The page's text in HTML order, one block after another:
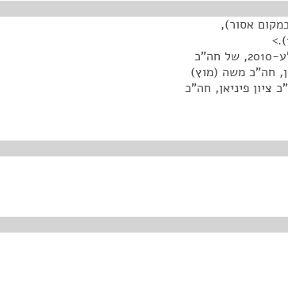
אסור),
<2. הצעת חוק חניה לנכים (תיקון- דו"ח חניה במקום אסור), התש"ע-2010, של חה"כ
חה"כ משה (מוץ)
ציון פיניאן, חה"כ